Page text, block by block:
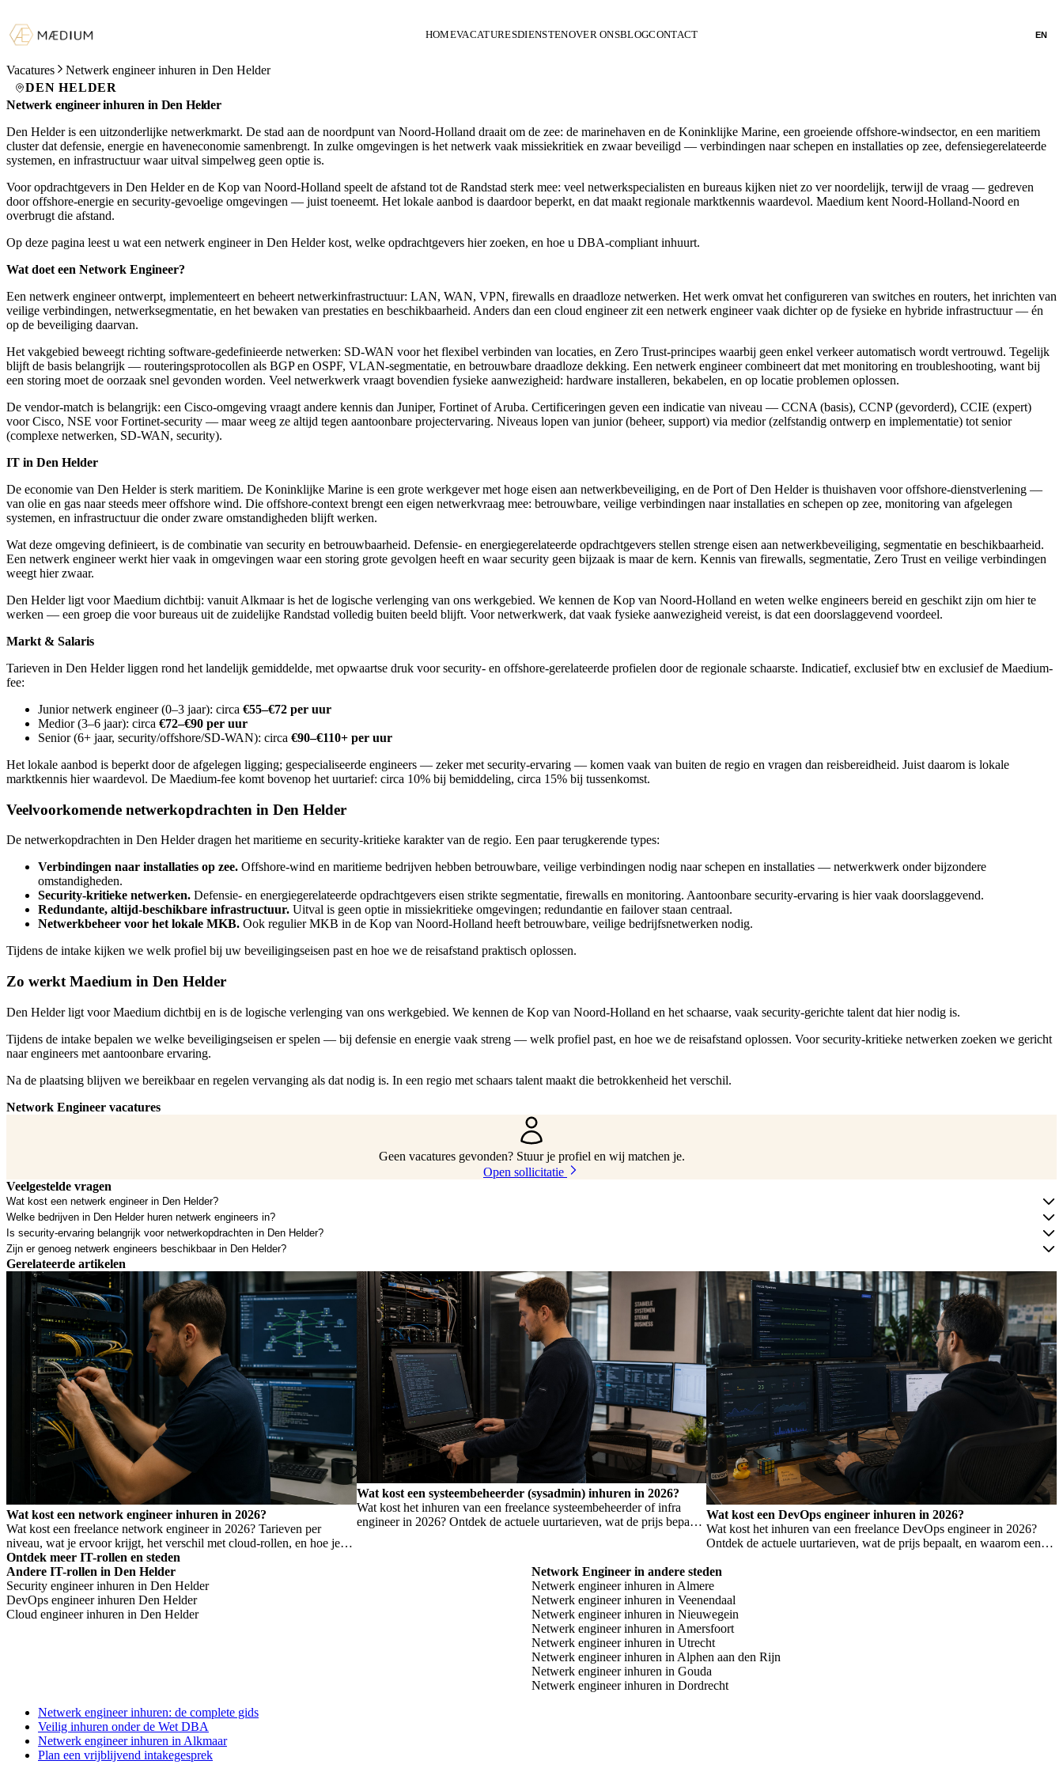
HOMEVACATURESDIENSTENOVER ONSBLOGCONTACT EN
Vacatures
Netwerk engineer inhuren in Den Helder
DEN HELDER
Netwerk engineer inhuren in Den Helder
Den Helder is een uitzonderlijke netwerkmarkt. De stad aan de noordpunt van Noord-Holland draait om de zee: de marinehaven en de Koninklijke Marine, een groeiende offshore-windsector, en een maritiem
cluster dat defensie, energie en haveneconomie samenbrengt. In zulke omgevingen is het netwerk vaak missiekritiek en zwaar beveiligd — verbindingen naar schepen en installaties op zee, defensiegerelateerde
systemen, en infrastructuur waar uitval simpelweg geen optie is.
Voor opdrachtgevers in Den Helder en de Kop van Noord-Holland speelt de afstand tot de Randstad sterk mee: veel netwerkspecialisten en bureaus kijken niet zo ver noordelijk, terwijl de vraag — gedreven
door offshore-energie en security-gevoelige omgevingen — juist toeneemt. Het lokale aanbod is daardoor beperkt, en dat maakt regionale marktkennis waardevol. Maedium kent Noord-Holland-Noord en
overbrugt die afstand.
Op deze pagina leest u wat een netwerk engineer in Den Helder kost, welke opdrachtgevers hier zoeken, en hoe u DBA-compliant inhuurt.
Wat doet een Network Engineer?
Een netwerk engineer ontwerpt, implementeert en beheert netwerkinfrastructuur: LAN, WAN, VPN, firewalls en draadloze netwerken. Het werk omvat het configureren van switches en routers, het inrichten van
veilige verbindingen, netwerksegmentatie, en het bewaken van prestaties en beschikbaarheid. Anders dan een cloud engineer zit een netwerk engineer vaak dichter op de fysieke en hybride infrastructuur — én
op de beveiliging daarvan.
Het vakgebied beweegt richting software-gedefinieerde netwerken: SD-WAN voor het flexibel verbinden van locaties, en Zero Trust-principes waarbij geen enkel verkeer automatisch wordt vertrouwd. Tegelijk
blijft de basis belangrijk — routeringsprotocollen als BGP en OSPF, VLAN-segmentatie, en betrouwbare draadloze dekking. Een netwerk engineer combineert dat met monitoring en troubleshooting, want bij
een storing moet de oorzaak snel gevonden worden. Veel netwerkwerk vraagt bovendien fysieke aanwezigheid: hardware installeren, bekabelen, en op locatie problemen oplossen.
De vendor-match is belangrijk: een Cisco-omgeving vraagt andere kennis dan Juniper, Fortinet of Aruba. Certificeringen geven een indicatie van niveau — CCNA (basis), CCNP (gevorderd), CCIE (expert)
voor Cisco, NSE voor Fortinet-security — maar weeg ze altijd tegen aantoonbare projectervaring. Niveaus lopen van junior (beheer, support) via medior (zelfstandig ontwerp en implementatie) tot senior
(complexe netwerken, SD-WAN, security).
IT in Den Helder
De economie van Den Helder is sterk maritiem. De Koninklijke Marine is een grote werkgever met hoge eisen aan netwerkbeveiliging, en de Port of Den Helder is thuishaven voor offshore-dienstverlening —
van olie en gas naar steeds meer offshore wind. Die offshore-context brengt een eigen netwerkvraag mee: betrouwbare, veilige verbindingen naar installaties en schepen op zee, monitoring van afgelegen
systemen, en infrastructuur die onder zware omstandigheden blijft werken.
Wat deze omgeving definieert, is de combinatie van security en betrouwbaarheid. Defensie- en energiegerelateerde opdrachtgevers stellen strenge eisen aan netwerkbeveiliging, segmentatie en beschikbaarheid.
Een netwerk engineer werkt hier vaak in omgevingen waar een storing grote gevolgen heeft en waar security geen bijzaak is maar de kern. Kennis van firewalls, segmentatie, Zero Trust en veilige verbindingen
weegt hier zwaar.
Den Helder ligt voor Maedium dichtbij: vanuit Alkmaar is het de logische verlenging van ons werkgebied. We kennen de Kop van Noord-Holland en weten welke engineers bereid en geschikt zijn om hier te
werken — een groep die voor bureaus uit de zuidelijke Randstad volledig buiten beeld blijft. Voor netwerkwerk, dat vaak fysieke aanwezigheid vereist, is dat een doorslaggevend voordeel.
Markt & Salaris
Tarieven in Den Helder liggen rond het landelijk gemiddelde, met opwaartse druk voor security- en offshore-gerelateerde profielen door de regionale schaarste. Indicatief, exclusief btw en exclusief de Maedium-
fee:
Junior netwerk engineer (0–3 jaar): circa €55–€72 per uur
Medior (3–6 jaar): circa €72–€90 per uur
Senior (6+ jaar, security/offshore/SD-WAN): circa €90–€110+ per uur
Het lokale aanbod is beperkt door de afgelegen ligging; gespecialiseerde engineers — zeker met security-ervaring — komen vaak van buiten de regio en vragen dan reisbereidheid. Juist daarom is lokale
marktkennis hier waardevol. De Maedium-fee komt bovenop het uurtarief: circa 10% bij bemiddeling, circa 15% bij tussenkomst.
Veelvoorkomende netwerkopdrachten in Den Helder
De netwerkopdrachten in Den Helder dragen het maritieme en security-kritieke karakter van de regio. Een paar terugkerende types:
Verbindingen naar installaties op zee. Offshore-wind en maritieme bedrijven hebben betrouwbare, veilige verbindingen nodig naar schepen en installaties — netwerkwerk onder bijzondere
omstandigheden.
Security-kritieke netwerken. Defensie- en energiegerelateerde opdrachtgevers eisen strikte segmentatie, firewalls en monitoring. Aantoonbare security-ervaring is hier vaak doorslaggevend.
Redundante, altijd-beschikbare infrastructuur. Uitval is geen optie in missiekritieke omgevingen; redundantie en failover staan centraal.
Netwerkbeheer voor het lokale MKB. Ook regulier MKB in de Kop van Noord-Holland heeft betrouwbare, veilige bedrijfsnetwerken nodig.
Tijdens de intake kijken we welk profiel bij uw beveiligingseisen past en hoe we de reisafstand praktisch oplossen.
Zo werkt Maedium in Den Helder
Den Helder ligt voor Maedium dichtbij en is de logische verlenging van ons werkgebied. We kennen de Kop van Noord-Holland en het schaarse, vaak security-gerichte talent dat hier nodig is.
Tijdens de intake bepalen we welke beveiligingseisen er spelen — bij defensie en energie vaak streng — welk profiel past, en hoe we de reisafstand oplossen. Voor security-kritieke netwerken zoeken we gericht
naar engineers met aantoonbare ervaring.
Na de plaatsing blijven we bereikbaar en regelen vervanging als dat nodig is. In een regio met schaars talent maakt die betrokkenheid het verschil.
Network Engineer vacatures
Geen vacatures gevonden? Stuur je profiel en wij matchen je.
Open sollicitatie
Veelgestelde vragen
Wat kost een netwerk engineer in Den Helder?
Welke bedrijven in Den Helder huren netwerk engineers in?
Is security-ervaring belangrijk voor netwerkopdrachten in Den Helder?
Zijn er genoeg netwerk engineers beschikbaar in Den Helder?
Gerelateerde artikelen
Wat kost een network engineer inhuren in 2026?
Wat kost een freelance network engineer in 2026? Tarieven per
niveau, wat je ervoor krijgt, het verschil met cloud-rollen, en hoe je
Wet DBA-risico voorkomt.
Wat kost een systeembeheerder (sysadmin) inhuren in 2026?
Wat kost het inhuren van een freelance systeembeheerder of infra
engineer in 2026? Ontdek de actuele uurtarieven, wat de prijs bepaalt,
Wat kost een DevOps engineer inhuren in 2026?
Wat kost het inhuren van een freelance DevOps engineer in 2026?
Ontdek de actuele uurtarieven, wat de prijs bepaalt, en waarom een
Ontdek meer IT-rollen en steden
Andere IT-rollen in Den Helder
Security engineer inhuren in Den Helder
DevOps engineer inhuren Den Helder
Cloud engineer inhuren in Den Helder
Network Engineer in andere steden
Netwerk engineer inhuren in Almere
Netwerk engineer inhuren in Veenendaal
Netwerk engineer inhuren in Nieuwegein
Netwerk engineer inhuren in Amersfoort
Netwerk engineer inhuren in Utrecht
Netwerk engineer inhuren in Alphen aan den Rijn
Netwerk engineer inhuren in Gouda
Netwerk engineer inhuren in Dordrecht
Netwerk engineer inhuren: de complete gids
Veilig inhuren onder de Wet DBA
Netwerk engineer inhuren in Alkmaar
Plan een vrijblijvend intakegesprek